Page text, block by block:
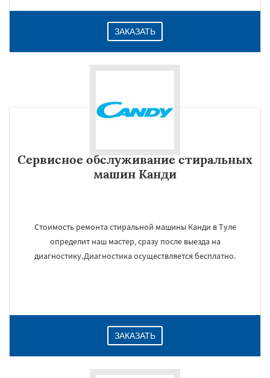
ЗАКАЗАТЬ
Сервисное обслуживание стиральных
машин Канди
Стоимость ремонта стиральной машины Канди в Туле
определит наш мастер, сразу после выезда на
диагностику.Диагностика осуществляется бесплатно.
ЗАКАЗАТЬ